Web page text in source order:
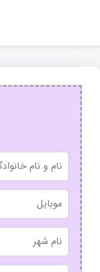
و
نام
خانوادگی
موبایل
نام
شهر